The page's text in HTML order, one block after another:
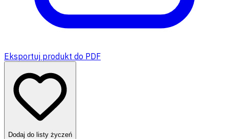
Eksportuj produkt do PDF
Dodaj do listy życzeń